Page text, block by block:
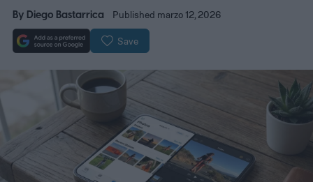
By Diego Bastarrica Published marzo 12, 2026
Save